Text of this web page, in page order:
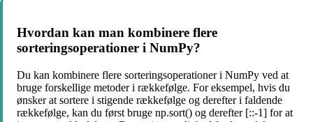
Hvordan kan man kombinere flere
sorteringsoperationer i NumPy?
Du kan kombinere flere sorteringsoperationer i NumPy ved at
bruge forskellige metoder i rækkefølge. For eksempel, hvis du
ønsker at sortere i stigende rækkefølge og derefter i faldende
rækkefølge, kan du først bruge np.sort() og derefter [::-1] for at